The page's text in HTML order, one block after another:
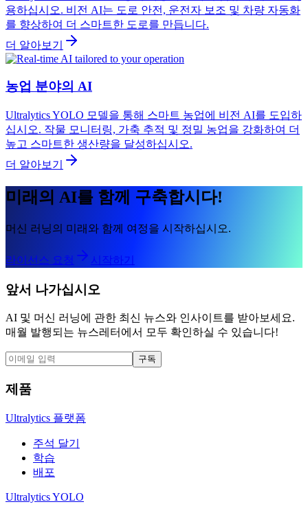
용하십시오. 비전 AI는 도로 안전, 운전자 보조 및 차량 자동화
를 향상하여 더 스마트한 도로를 만듭니다.
더 알아보기
농업 분야의 AI
Ultralytics YOLO 모델을 통해 스마트 농업에 비전 AI를 도입하
십시오. 작물 모니터링, 가축 추적 및 정밀 농업을 강화하여 더
높고 스마트한 생산량을 달성하십시오.
더 알아보기
미래의 AI를 함께 구축합시다!
머신 러닝의 미래와 함께 여정을 시작하십시오.
라이선스 요청 시작하기
앞서 나가십시오
AI 및 머신 러닝에 관한 최신 뉴스와 인사이트를 받아보세요.
매월 발행되는 뉴스레터에서 모두 확인하실 수 있습니다!
구독
제품
Ultralytics 플랫폼
주석 달기
학습
배포
Ultralytics YOLO